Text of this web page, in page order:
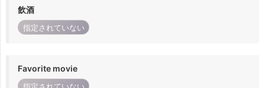
飲酒
指定されていない
Favorite movie